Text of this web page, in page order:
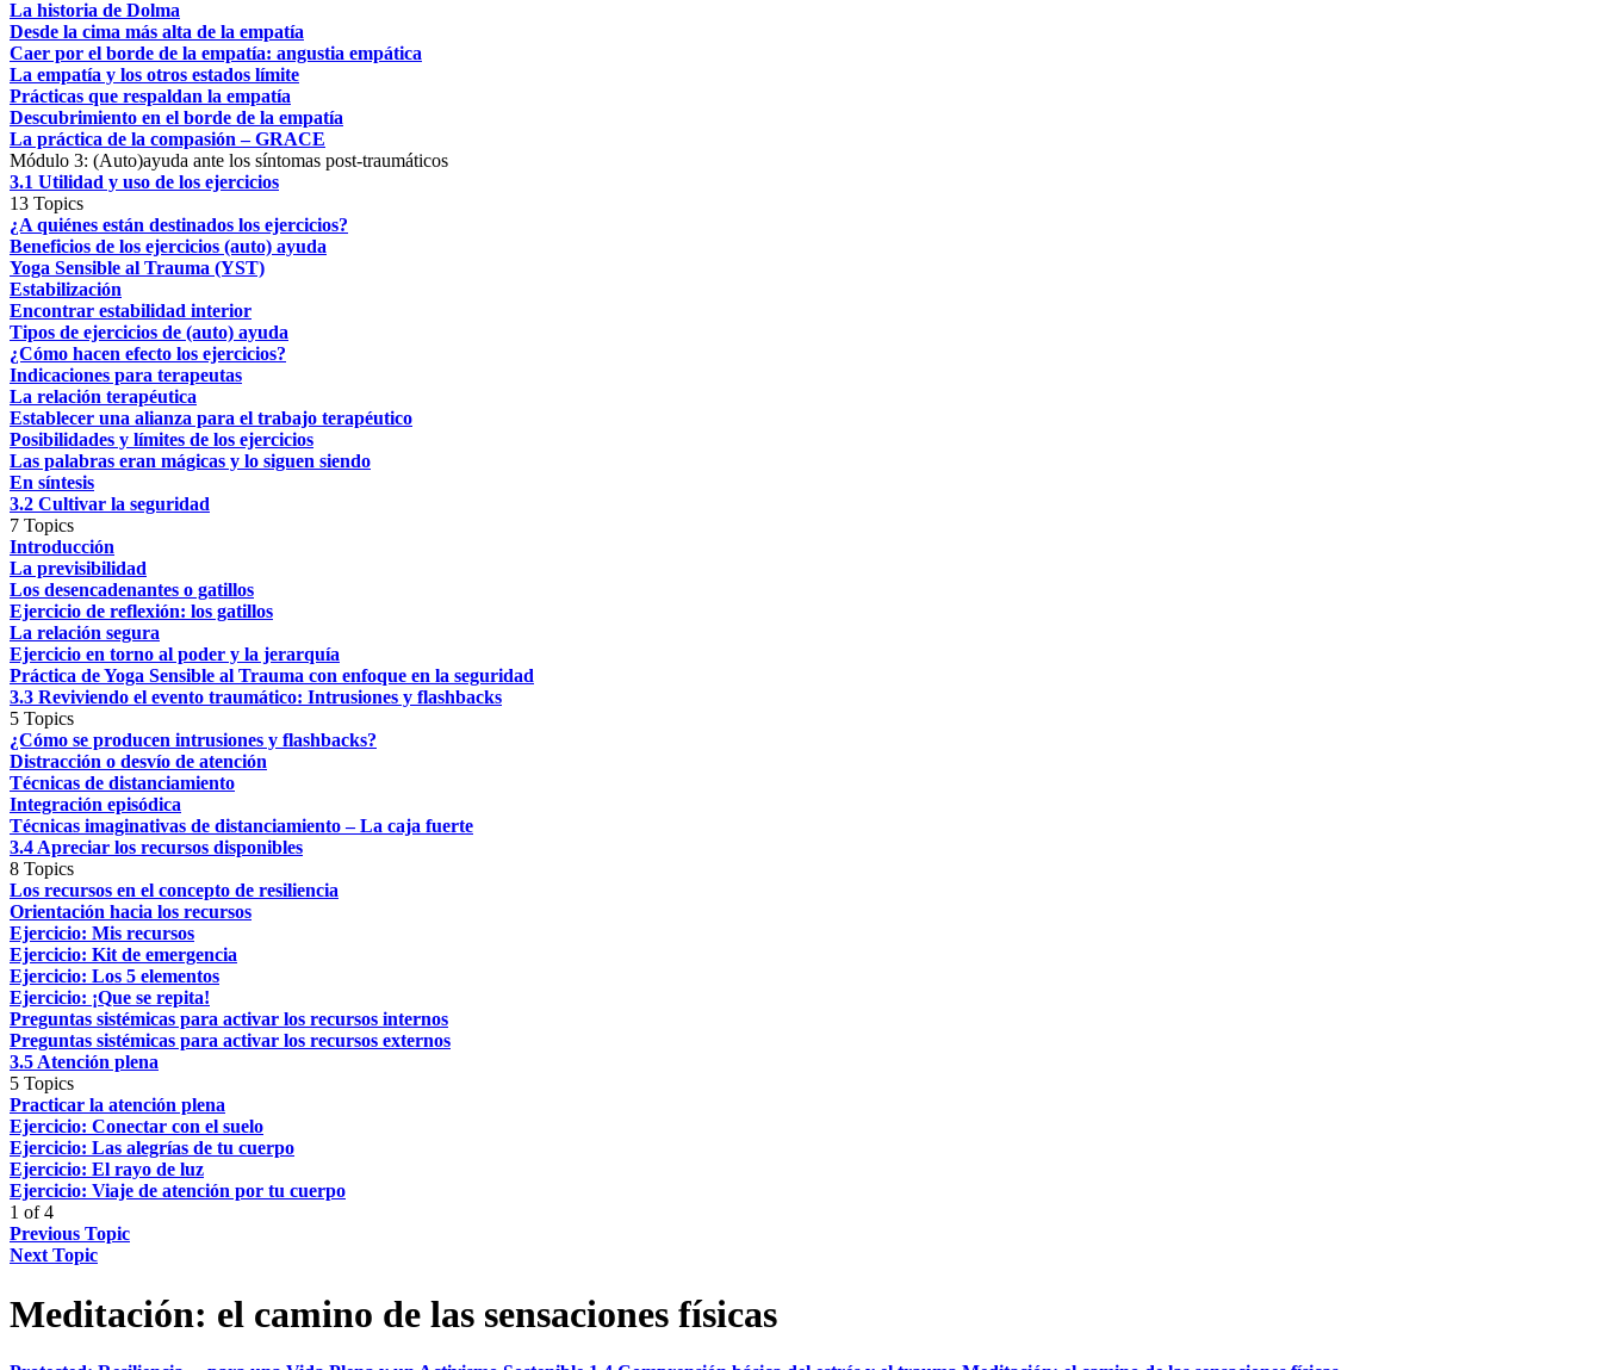
La historia de Dolma
Desde la cima más alta de la empatía
Caer por el borde de la empatía: angustia empática
La empatía y los otros estados límite
Prácticas que respaldan la empatía
Descubrimiento en el borde de la empatía
La práctica de la compasión – GRACE
Módulo 3: (Auto)ayuda ante los síntomas post-traumáticos
3.1 Utilidad y uso de los ejercicios
13 Topics
¿A quiénes están destinados los ejercicios?
Beneficios de los ejercicios (auto) ayuda
Yoga Sensible al Trauma (YST)
Estabilización
Encontrar estabilidad interior
Tipos de ejercicios de (auto) ayuda
¿Cómo hacen efecto los ejercicios?
Indicaciones para terapeutas
La relación terapéutica
Establecer una alianza para el trabajo terapéutico
Posibilidades y límites de los ejercicios
Las palabras eran mágicas y lo siguen siendo
En síntesis
3.2 Cultivar la seguridad
7 Topics
Introducción
La previsibilidad
Los desencadenantes o gatillos
Ejercicio de reflexión: los gatillos
La relación segura
Ejercicio en torno al poder y la jerarquía
Práctica de Yoga Sensible al Trauma con enfoque en la seguridad
3.3 Reviviendo el evento traumático: Intrusiones y flashbacks
5 Topics
¿Cómo se producen intrusiones y flashbacks?
Distracción o desvío de atención
Técnicas de distanciamiento
Integración episódica
Técnicas imaginativas de distanciamiento – La caja fuerte
3.4 Apreciar los recursos disponibles
8 Topics
Los recursos en el concepto de resiliencia
Orientación hacia los recursos
Ejercicio: Mis recursos
Ejercicio: Kit de emergencia
Ejercicio: Los 5 elementos
Ejercicio: ¡Que se repita!
Preguntas sistémicas para activar los recursos internos
Preguntas sistémicas para activar los recursos externos
3.5 Atención plena
5 Topics
Practicar la atención plena
Ejercicio: Conectar con el suelo
Ejercicio: Las alegrías de tu cuerpo
Ejercicio: El rayo de luz
Ejercicio: Viaje de atención por tu cuerpo
1 of 4
Previous Topic
Next Topic
Meditación: el camino de las sensaciones físicas